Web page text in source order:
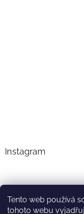
Tento web používá
tohoto webu
Instagram